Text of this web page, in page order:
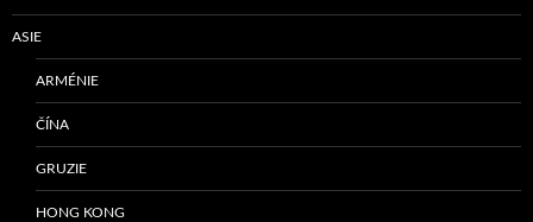
ASIE
ARMÉNIE
ČÍNA
GRUZIE
HONG KONG